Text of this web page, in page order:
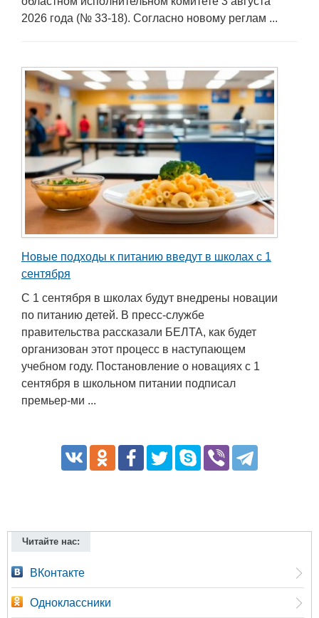
2026 года (№ 33-18). Согласно новому реглам ...
Новые подходы к питанию введут в школах с 1
сентября
С 1 сентября в школах будут внедрены новации
по питанию детей. В пресс-службе
правительства рассказали БЕЛТА, как будет
организован этот процесс в наступающем
учебном году. Постановление о новациях с 1
сентября в школьном питании подписал
премьер-ми ...
Читайте нас:
ВКонтакте
Одноклассники